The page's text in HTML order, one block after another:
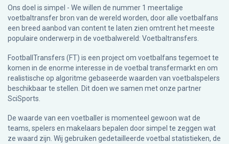
Ons doel is simpel - We willen de nummer 1 meertalige
voetbaltransfer bron van de wereld worden, door alle voetbalfans
een breed aanbod van content te laten zien omtrent het meeste
populaire onderwerp in de voetbalwereld: Voetbaltransfers.
FootballTransfers (FT) is een project om voetbalfans tegemoet te
komen in de enorme interesse in de voetbal transfermarkt en om
realistische op algoritme gebaseerde waarden van voetbalspelers
beschikbaar te stellen. Dit doen we samen met onze partner
SciSports
De waarde van een voetballer is momenteel gewoon wat de
teams, spelers en makelaars bepalen door simpel te zeggen wat
ze waard zijn. Wij gebruiken gedetailleerde voetbal statistieken, de